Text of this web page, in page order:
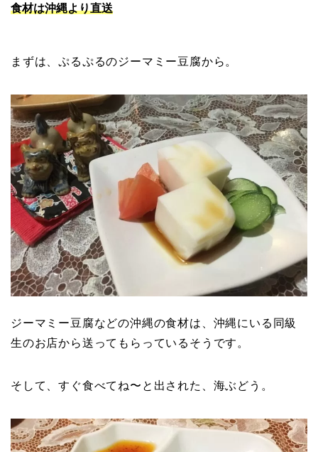
食材は沖縄より直送
まずは、ぷるぷるのジーマミー豆腐から。
ジーマミー豆腐などの沖縄の食材は、沖縄にいる同級
生のお店から送ってもらっているそうです。
そして、すぐ食べてね〜と出された、海ぶどう。